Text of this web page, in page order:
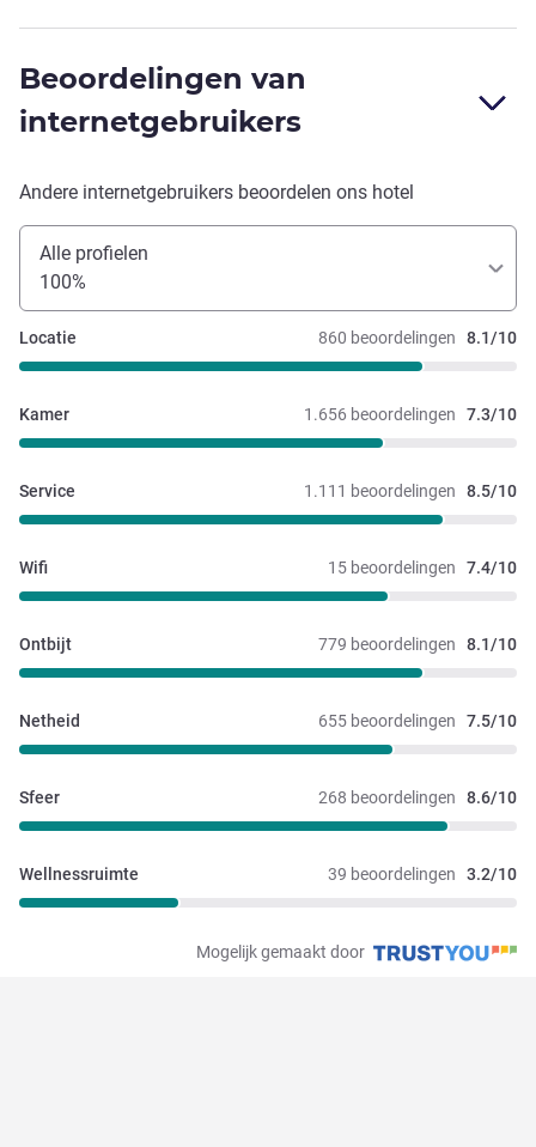
Beoordelingen van
internetgebruikers
Andere internetgebruikers beoordelen ons hotel
Alle profielen
100%
860 beoordelingen 8.1/10
Locatie
1.656 beoordelingen 7.3/10
Kamer
1.111 beoordelingen 8.5/10
Service
15 beoordelingen 7.4/10
Wifi
779 beoordelingen 8.1/10
Ontbijt
655 beoordelingen 7.5/10
Netheid
268 beoordelingen 8.6/10
Sfeer
39 beoordelingen 3.2/10
Wellnessruimte
Mogelijk gemaakt door